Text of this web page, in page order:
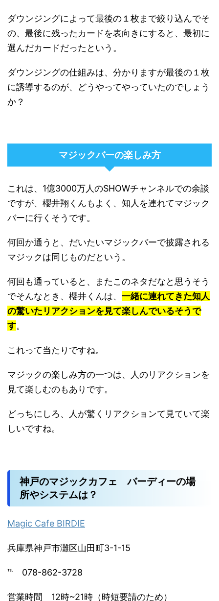
ダウンジングによって最後の１枚まで絞り込んでそ
の、最後に残ったカードを表向きにすると、最初に
選んだカードだったという。
ダウンジングの仕組みは、分かりますが最後の１枚
に誘導するのが、どうやってやっていたのでしょう
か？
マジックバーの楽しみ方
これは、1億3000万人のSHOWチャンネルでの余談
ですが、櫻井翔くんもよく、知人を連れてマジック
バーに行くそうです。
何回か通うと、だいたいマジックバーで披露される
マジックは同じものだという。
何回も通っていると、またこのネタだなと思うそう
でそんなとき、櫻井くんは、 一緒に連れてきた知人
の驚いたリアクションを見て楽しんでいるそうで
す。
これって当たりですね。
マジックの楽しみ方の一つは、人のリアクションを
見て楽しむのもありです。
どっちにしろ、人が驚くリアクションて見ていて楽
しいですね。
神戸のマジックカフェ バーディーの場
所やシステムは？
Magic Cafe BIRDIE
兵庫県神戸市灘区山田町3-1-15
℡ 078-862-3728
営業時間 12時~21時（時短要請のため）